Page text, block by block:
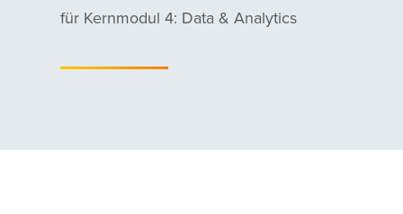
für Kernmodul 4: Data & Analytics